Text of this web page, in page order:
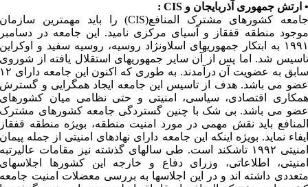
• ارتش جمهوری آذربایجان و CIS :
جامعه کشورهای مشترک المنافع(CIS) را باید مهمترین سازمان
موجود منطقه قفقاز و آسیای مرکزی نامید. این جامعه در دسامبر
۱۹۹۱ به ابتکار جمهوریهای اسلاونژاد روسیه، روسیه سفید و اوکراین
تاسیس شد. اما پس از آن سایر جمهوریهای استقلال یافته از شوروی
سابق به عضویت آن درآمدند. به طوری که اکنون این جامعه دارای ۱۲
عضو می باشد. هدف از تاسیس این جامعه ایجاد همگرایی و گسترش
همکاری اقتصادی، سیاسی، امنیتی و حتی نظامی میان کشورهای
عضو می باشد. بی شک با چنین گستردگی جامعه کشورهای مشترک
المنافع باید نقش مهمی در مورد امنیت منطقه، بویژه منطقه قفقاز
ایفاء نماید. بویژه اینکه این جامعه دارای نهادهای امنیتی از جمله پیمان
امنیتی ۱۹۹۲ تاشکند است. طی سالهای گذشته نیز مقامات عالیرتبه
امنیتی، اطلاعاتی، وزرای دفاع و خارجه این کشورها اجلاسهای
متعددی داشته اند و در این اجلاسها به بررسی معضلات امنیت جامعه